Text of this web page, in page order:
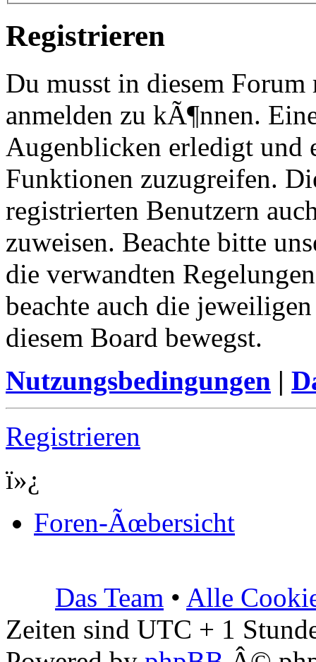
Registrieren
Du musst in diesem
anmelden zu kÃ¶nnen.
Augenblicken erledigt und
Funktionen zuzugreifen.
registrierten Benutzern
zuweisen. Beachte bitte
die verwandten
beachte auch die
diesem Board bewegst.
Nutzungsbedingungen |
Registrieren
ï»¿
Foren-Ãœbersicht
Das Team • Alle
Zeiten sind UTC + 1